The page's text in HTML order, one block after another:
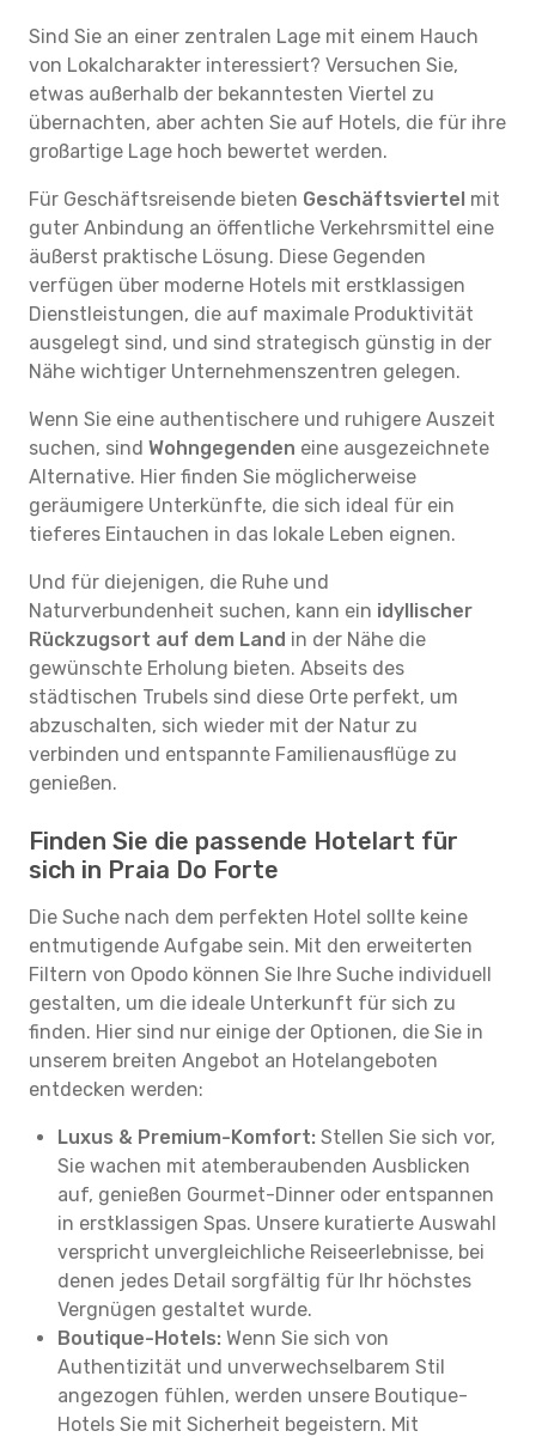
Sind Sie an einer zentralen Lage mit einem Hauch
von Lokalcharakter interessiert? Versuchen Sie,
etwas außerhalb der bekanntesten Viertel zu
übernachten, aber achten Sie auf Hotels, die für ihre
großartige Lage hoch bewertet werden.
Für Geschäftsreisende bieten Geschäftsviertel mit
guter Anbindung an öffentliche Verkehrsmittel eine
äußerst praktische Lösung. Diese Gegenden
verfügen über moderne Hotels mit erstklassigen
Dienstleistungen, die auf maximale Produktivität
ausgelegt sind, und sind strategisch günstig in der
Nähe wichtiger Unternehmenszentren gelegen.
Wenn Sie eine authentischere und ruhigere Auszeit
suchen, sind Wohngegenden eine ausgezeichnete
Alternative. Hier finden Sie möglicherweise
geräumigere Unterkünfte, die sich ideal für ein
tieferes Eintauchen in das lokale Leben eignen.
Und für diejenigen, die Ruhe und
Naturverbundenheit suchen, kann ein idyllischer
Rückzugsort auf dem Land in der Nähe die
gewünschte Erholung bieten. Abseits des
städtischen Trubels sind diese Orte perfekt, um
abzuschalten, sich wieder mit der Natur zu
verbinden und entspannte Familienausflüge zu
genießen.
Finden Sie die passende Hotelart für
sich in Praia Do Forte
Die Suche nach dem perfekten Hotel sollte keine
entmutigende Aufgabe sein. Mit den erweiterten
Filtern von Opodo können Sie Ihre Suche individuell
gestalten, um die ideale Unterkunft für sich zu
finden. Hier sind nur einige der Optionen, die Sie in
unserem breiten Angebot an Hotelangeboten
entdecken werden:
Luxus & Premium-Komfort: Stellen Sie sich vor,
Sie wachen mit atemberaubenden Ausblicken
auf, genießen Gourmet-Dinner oder entspannen
in erstklassigen Spas. Unsere kuratierte Auswahl
verspricht unvergleichliche Reiseerlebnisse, bei
denen jedes Detail sorgfältig für Ihr höchstes
Vergnügen gestaltet wurde.
Boutique-Hotels: Wenn Sie sich von
Authentizität und unverwechselbarem Stil
angezogen fühlen, werden unsere Boutique-
Hotels Sie mit Sicherheit begeistern. Mit